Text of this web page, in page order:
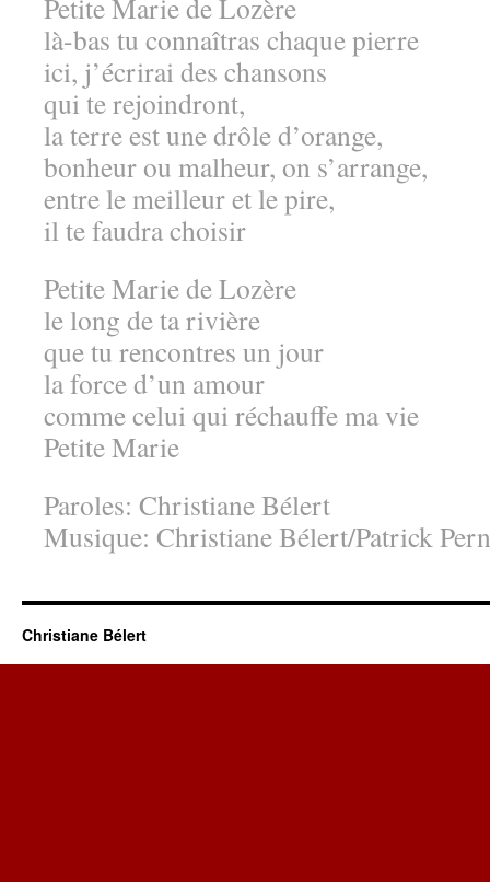
Petite Marie de Lozère
là-bas tu connaîtras chaque pierre
ici, j’écrirai des chansons
qui te rejoindront,
la terre est une drôle d’orange,
bonheur ou malheur, on s’arrange,
entre le meilleur et le pire,
il te faudra choisir
Petite Marie de Lozère
le long de ta rivière
que tu rencontres un jour
la force d’un amour
comme celui qui réchauffe ma vie
Petite Marie
Paroles: Christiane Bélert
Musique: Christiane Bélert/Patrick
Christiane Bélert